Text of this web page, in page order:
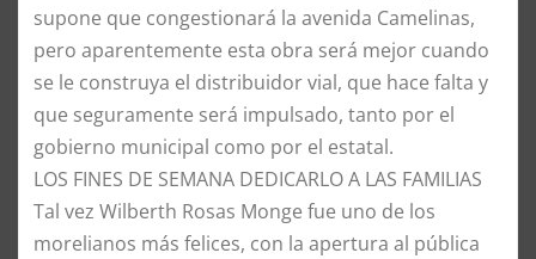
supone que congestionará la avenida Camelinas,
pero aparentemente esta obra será mejor cuando
se le construya el distribuidor vial, que hace falta y
que seguramente será impulsado, tanto por el
gobierno municipal como por el estatal.
LOS FINES DE SEMANA DEDICARLO A LAS FAMILIAS
Tal vez Wilberth Rosas Monge fue uno de los
morelianos más felices, con la apertura al pública